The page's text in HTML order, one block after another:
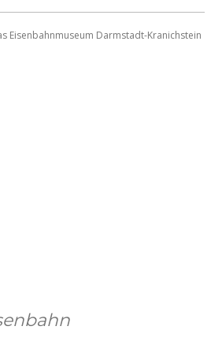
Eisenbahnmuseum Darmstadt-Kranichstein